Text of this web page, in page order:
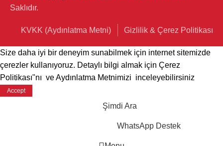
Saklıdır.
KVKK (Aydınlatma Metni) Gizlilik & Çerez Politikası
Size daha iyi bir deneyim sunabilmek için internet sitemizde
çerezler kullanıyoruz. Detaylı bilgi almak için Çerez
Politikası"nı veAydınlatma Metnimizi inceleyebilirsiniz
Accept
Şimdi Ara
WhatsApp Destek